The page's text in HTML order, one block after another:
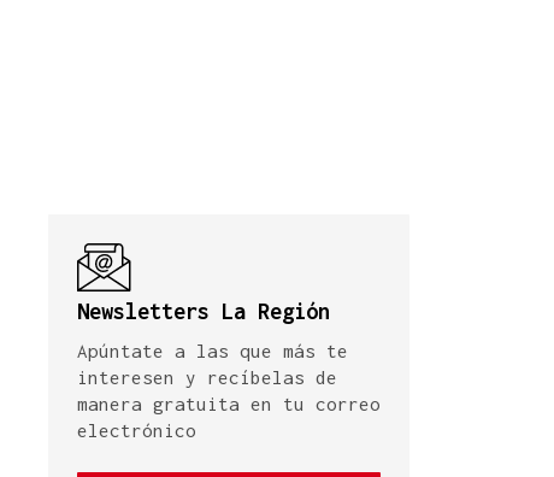
Newsletters La Región
Apúntate a las que más te
interesen y recíbelas de
manera gratuita en tu correo
electrónico